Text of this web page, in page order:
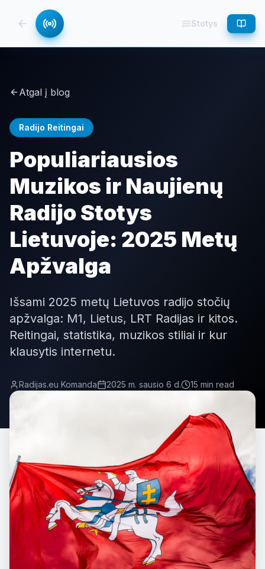
Stotys
Atgal į blog
Radijo Reitingai
Populiariausios
Muzikos ir Naujienų
Radijo Stotys
Lietuvoje: 2025 Metų
Apžvalga
Išsami 2025 metų Lietuvos radijo stočių
apžvalga: M1, Lietus, LRT Radijas ir kitos.
Reitingai, statistika, muzikos stiliai ir kur
klausytis internetu.
Radijas.eu Komanda 2025 m. sausio 6 d. 15 min read